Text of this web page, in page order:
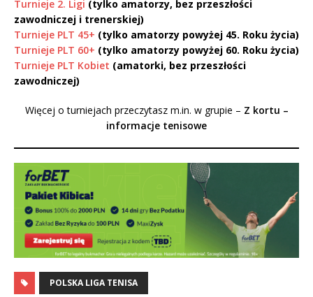
Turnieje 2. Ligi (tylko amatorzy, bez przeszłości
zawodniczej i trenerskiej)
Turnieje PLT 45+ (tylko amatorzy powyżej 45. Roku życia)
Turnieje PLT 60+ (tylko amatorzy powyżej 60. Roku życia)
Turnieje PLT Kobiet (amatorki, bez przeszłości
zawodniczej)
Więcej o turniejach przeczytasz m.in. w grupie – Z kortu –
informacje tenisowe
POLSKA LIGA TENISA